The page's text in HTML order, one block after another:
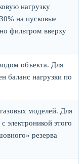
нагрузку
на пусковые
фильтром вверху
объекта. Для
баланс нагрузки по
моделей. Для
электроникой этого
резерва